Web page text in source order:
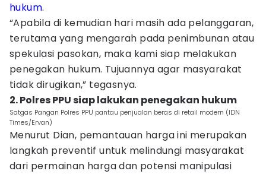
hukum.
“Apabila di kemudian hari masih ada pelanggaran,
terutama yang mengarah pada penimbunan atau
spekulasi pasokan, maka kami siap melakukan
penegakan hukum. Tujuannya agar masyarakat
tidak dirugikan,” tegasnya.
2. Polres PPU siap lakukan penegakan hukum
Satgas Pangan Polres PPU pantau penjualan beras di retail modern (IDN
Times/Ervan)
Menurut Dian, pemantauan harga ini merupakan
langkah preventif untuk melindungi masyarakat
dari permainan harga dan potensi manipulasi